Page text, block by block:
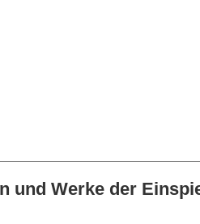
und Werke der